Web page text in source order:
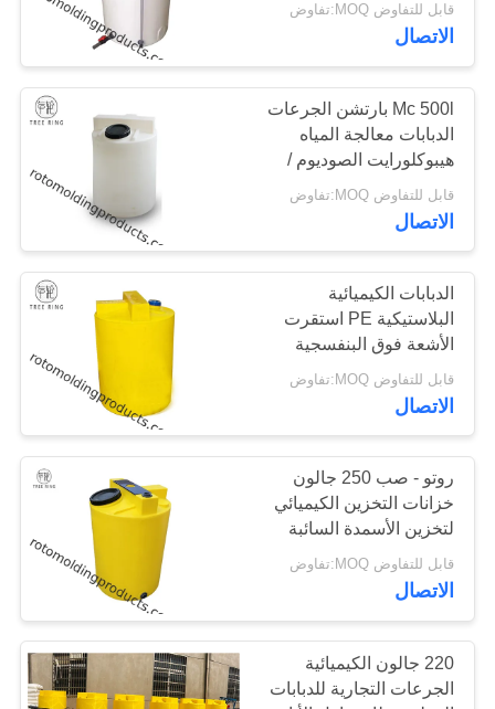
قابل للتفاوض MOQ:تفاوض
الاتصال
Mc 500l بارتشن الجرعات
الدبابات معالجة المياه
هيبوكلورايت الصوديوم /
التبييض Rotomolded
قابل للتفاوض MOQ:تفاوض
الاتصال
الدبابات الكيميائية
البلاستيكية PE استقرت
الأشعة فوق البنفسجية
للحصول على مياه التبريد
Rotomolding
قابل للتفاوض MOQ:تفاوض
الاتصال
روتو - صب 250 جالون
خزانات التخزين الكيميائي
لتخزين الأسمدة السائبة
السائبة
قابل للتفاوض MOQ:تفاوض
الاتصال
220 جالون الكيميائية
الجرعات التجارية للدبابات